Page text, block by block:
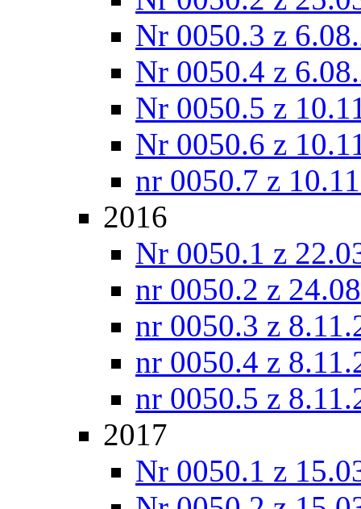
Nr 0050.3 z
Nr 0050.4 z
Nr 0050.5 z
Nr 0050.6 z
nr 0050.7 z
2016
Nr 0050.1 z
nr 0050.2 z
nr 0050.3 z
nr 0050.4 z
nr 0050.5 z
2017
Nr 0050.1 z